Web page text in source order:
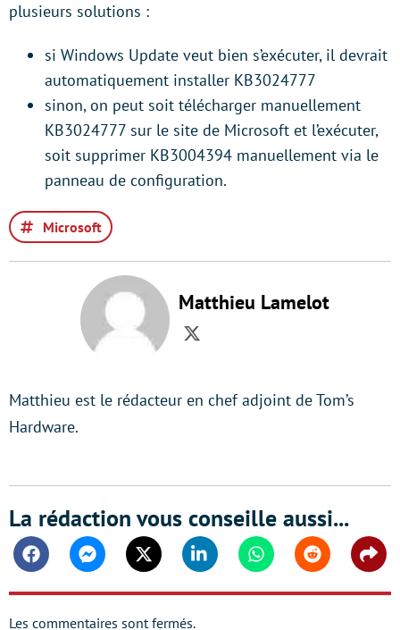
plusieurs solutions :
si Windows Update veut bien s’exécuter, il devrait
automatiquement installer KB3024777
sinon, on peut soit télécharger manuellement
KB3024777 sur le site de Microsoft et l’exécuter,
soit supprimer KB3004394 manuellement via le
panneau de configuration.
Microsoft
Matthieu Lamelot
Twitter
Matthieu est le rédacteur en chef adjoint de Tom’s
Hardware.
La rédaction vous conseille aussi...
FacebookMessengerTwitter Linkedin WhatsappReddit
Les commentaires sont fermés.